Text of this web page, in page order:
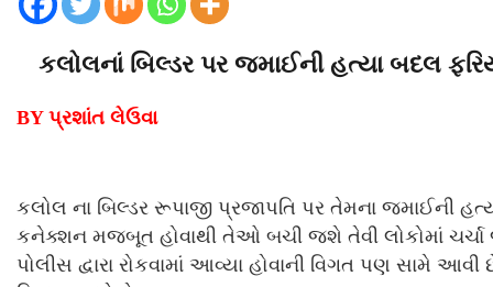
કલોલનાં બિલ્ડર પર જમાઈની હત્યા બદલ
BY પ્રશાંત લેઉવા
કલોલ ના બિલ્ડર રૂપાજી પ્રજાપતિ પર તેમના જમાઈની
કનેક્શન મજબૂત હોવાથી તેઓ બચી જશે તેવી લોકોમાં ચર્ચા
પોલીસ દ્વારા રોકવામાં આવ્યા હોવાની વિગત પણ સામે